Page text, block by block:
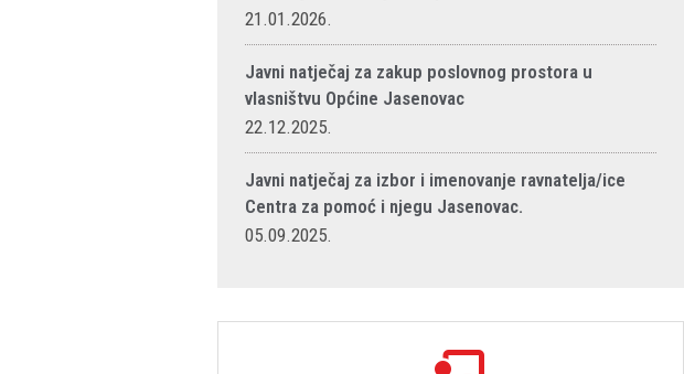
21.01.2026.
Javni natječaj za zakup poslovnog prostora u
vlasništvu Općine Jasenovac
22.12.2025.
Javni natječaj za izbor i imenovanje ravnatelja/ice
Centra za pomoć i njegu Jasenovac.
05.09.2025.